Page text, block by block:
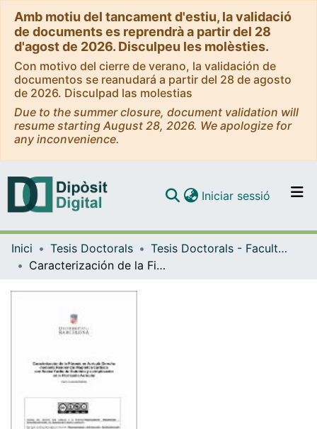
Amb motiu del tancament d'estiu, la validació
de documents es reprendrà a partir del 28
d'agost de 2026. Disculpeu les molèsties.
Con motivo del cierre de verano, la validación de
documentos se reanudará a partir del 28 de agosto
de 2026. Disculpad las molestias
Due to the summer closure, document validation will
resume starting August 28, 2026. We apologize for
any inconvenience.
Navega per tot el DD
Iniciar sessió (current)
Inici Tesis Doctorals
Tesis Doctorals - Facultat - Medicina i Ciències de la Salut
Caracterización de la Fibrosis en Aurícula Derecha mediante Resonancia Magnética Cardiaca con Realce Tardío de Gadolinio y su Implicación en la Fibrilación Auricular